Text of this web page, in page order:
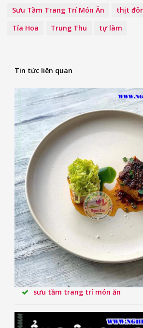
Sưu Tầm Trang Trí Món Ăn
thịt
Tỉa Hoa
Trung Thu tự làm
Tin tức liên quan
sưu tầm trang trí món ăn